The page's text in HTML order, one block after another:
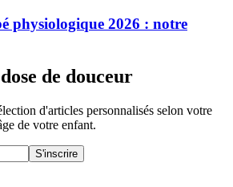
physiologique 2026 : notre
de douceur
d'articles personnalisés selon votre
de votre enfant.
S'inscrire